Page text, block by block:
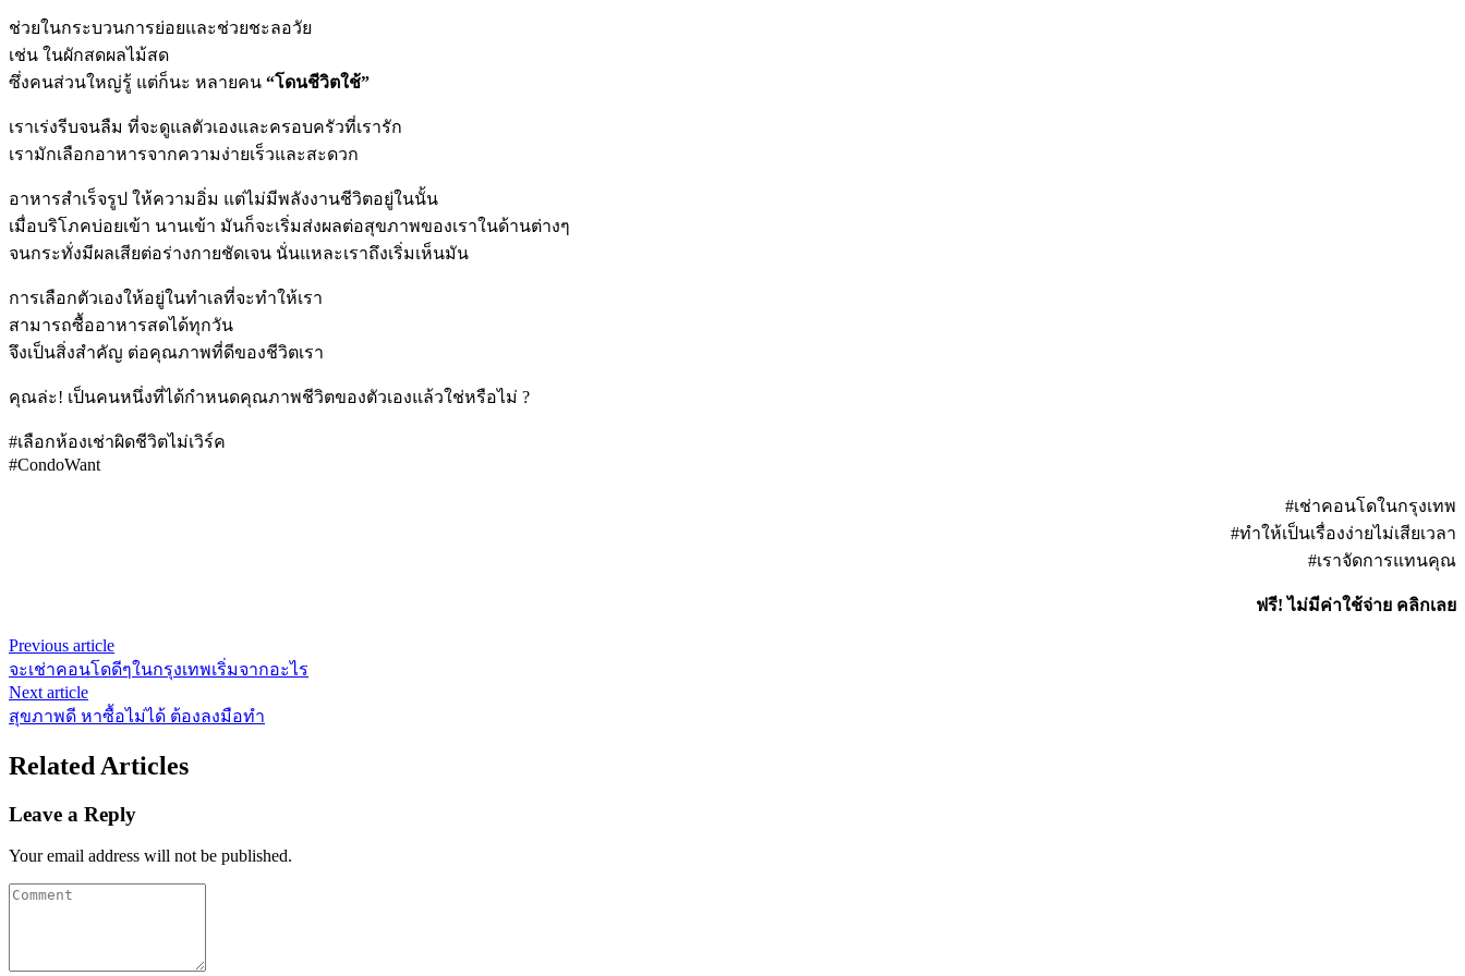
ช่วยในกระบวนการย่อยและช่วยชะลอวัย
เช่น ในผักสดผลไม้สด
ซึ่งคนส่วนใหญ่รู้ แต่ก็นะ หลายคน “โดนชีวิตใช้”
เราเร่งรีบจนลืม ที่จะดูแลตัวเองและครอบครัวที่เรารัก
เรามักเลือกอาหารจากความง่ายเร็วและสะดวก
อาหารสำเร็จรูป ให้ความอิ่ม แต่ไม่มีพลังงานชีวิตอยู่ในนั้น
เมื่อบริโภคบ่อยเข้า นานเข้า มันก็จะเริ่มส่งผลต่อสุขภาพของเราในด้านต่างๆ
จนกระทั่งมีผลเสียต่อร่างกายชัดเจน นั่นแหละเราถึงเริ่มเห็นมัน
การเลือกตัวเองให้อยู่ในทำเลที่จะทำให้เรา
สามารถซื้ออาหารสดได้ทุกวัน
จึงเป็นสิ่งสำคัญ ต่อคุณภาพที่ดีของชีวิตเรา
คุณล่ะ! เป็นคนหนึ่งที่ได้กำหนดคุณภาพชีวิตของตัวเองแล้วใช่หรือไม่ ?
#เลือกห้องเช่าผิดชีวิตไม่เวิร์ค
#CondoWant
#เช่าคอนโดในกรุงเทพ
#ทำให้เป็นเรื่องง่ายไม่เสียเวลา
#เราจัดการแทนคุณ
ฟรี! ไม่มีค่าใช้จ่าย คลิกเลย
Previous article
จะเช่าคอนโดดีๆในกรุงเทพเริ่มจากอะไร
Next article
สุขภาพดี หาซื้อไม่ได้ ต้องลงมือทำ
Related Articles
Leave a Reply
Your email address will not be published.